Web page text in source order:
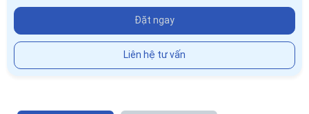
Đặt ngay
Liên hệ tư vấn